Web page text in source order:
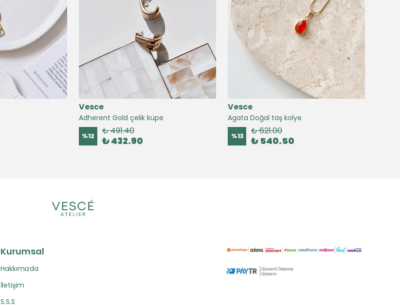
Vesce
Adherent Gold çelik küpe
%12 ₺ 491.40
₺ 432.90
Vesce
Agata Doğal taş kolye
%13 ₺ 621.00
₺ 540.50
Kurumsal
Hakkımızda
İletişim
S.S.S